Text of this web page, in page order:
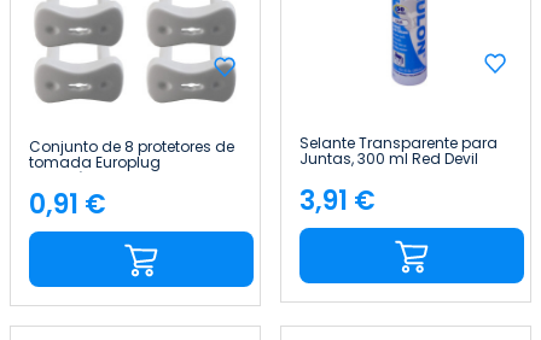
Conjunto de 8 protetores de
tomada Europlug
embutíveis brancos da
Nine&One
Preço
0,91 €
Selante Transparente para
Juntas, 300 ml Red Devil
Preço
3,91 €